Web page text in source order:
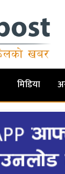
मिडिया